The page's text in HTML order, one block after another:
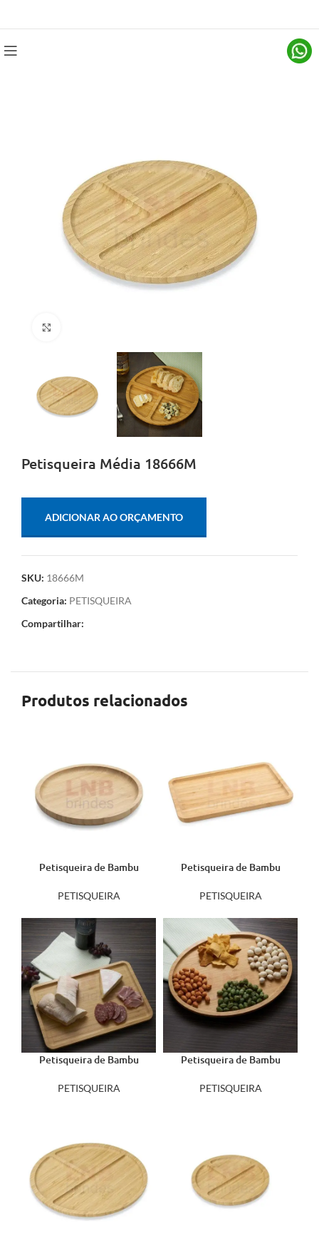
Petisqueira Média 18666M
ADICIONAR AO ORÇAMENTO
SKU: 18666M
Categoria: PETISQUEIRA
Compartilhar:
Produtos relacionados
Petisqueira de Bambu
PETISQUEIRA
Petisqueira de Bambu
PETISQUEIRA
Petisqueira de Bambu
PETISQUEIRA
Petisqueira de Bambu
PETISQUEIRA